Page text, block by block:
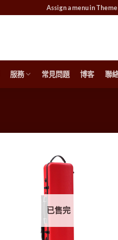
Assign a menu in
服務 常見問題 博客 聯
已售完